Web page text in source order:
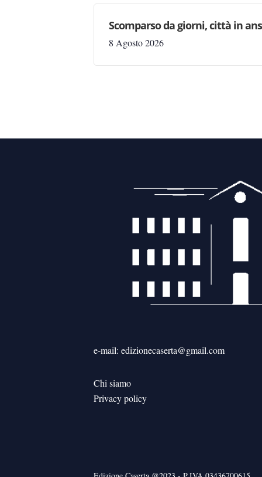
Scomparso da giorni, città in
8 Agosto 2026
e-mail: edizionecaserta@gmail.com
Chi siamo
Privacy policy